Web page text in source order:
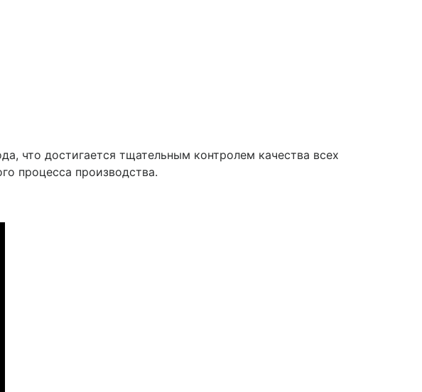
что достигается тщательным контролем качества всех
процесса производства.